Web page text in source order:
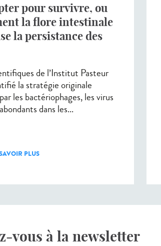
pour survivre, ou
la flore intestinale
la persistance des
de l’Institut Pasteur
la stratégie originale
les bactériophages, les virus
dans les...
PLUS
vous à la newsletter